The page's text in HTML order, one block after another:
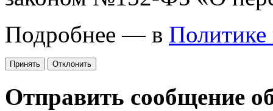
Подробнее — в Политике
Принять Отклонить
Отправить сообщение